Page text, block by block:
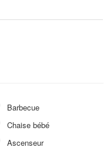
Barbecue
Chaise bébé
Ascenseur